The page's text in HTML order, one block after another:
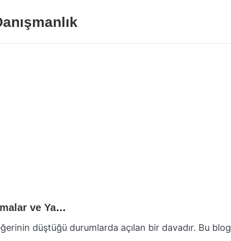
Araç Değer Kaybı Davası Nasıl Açılır? Aşamalar ve Yasal Haklar
düştüğü durumlarda açılan bir davadır. Bu blog